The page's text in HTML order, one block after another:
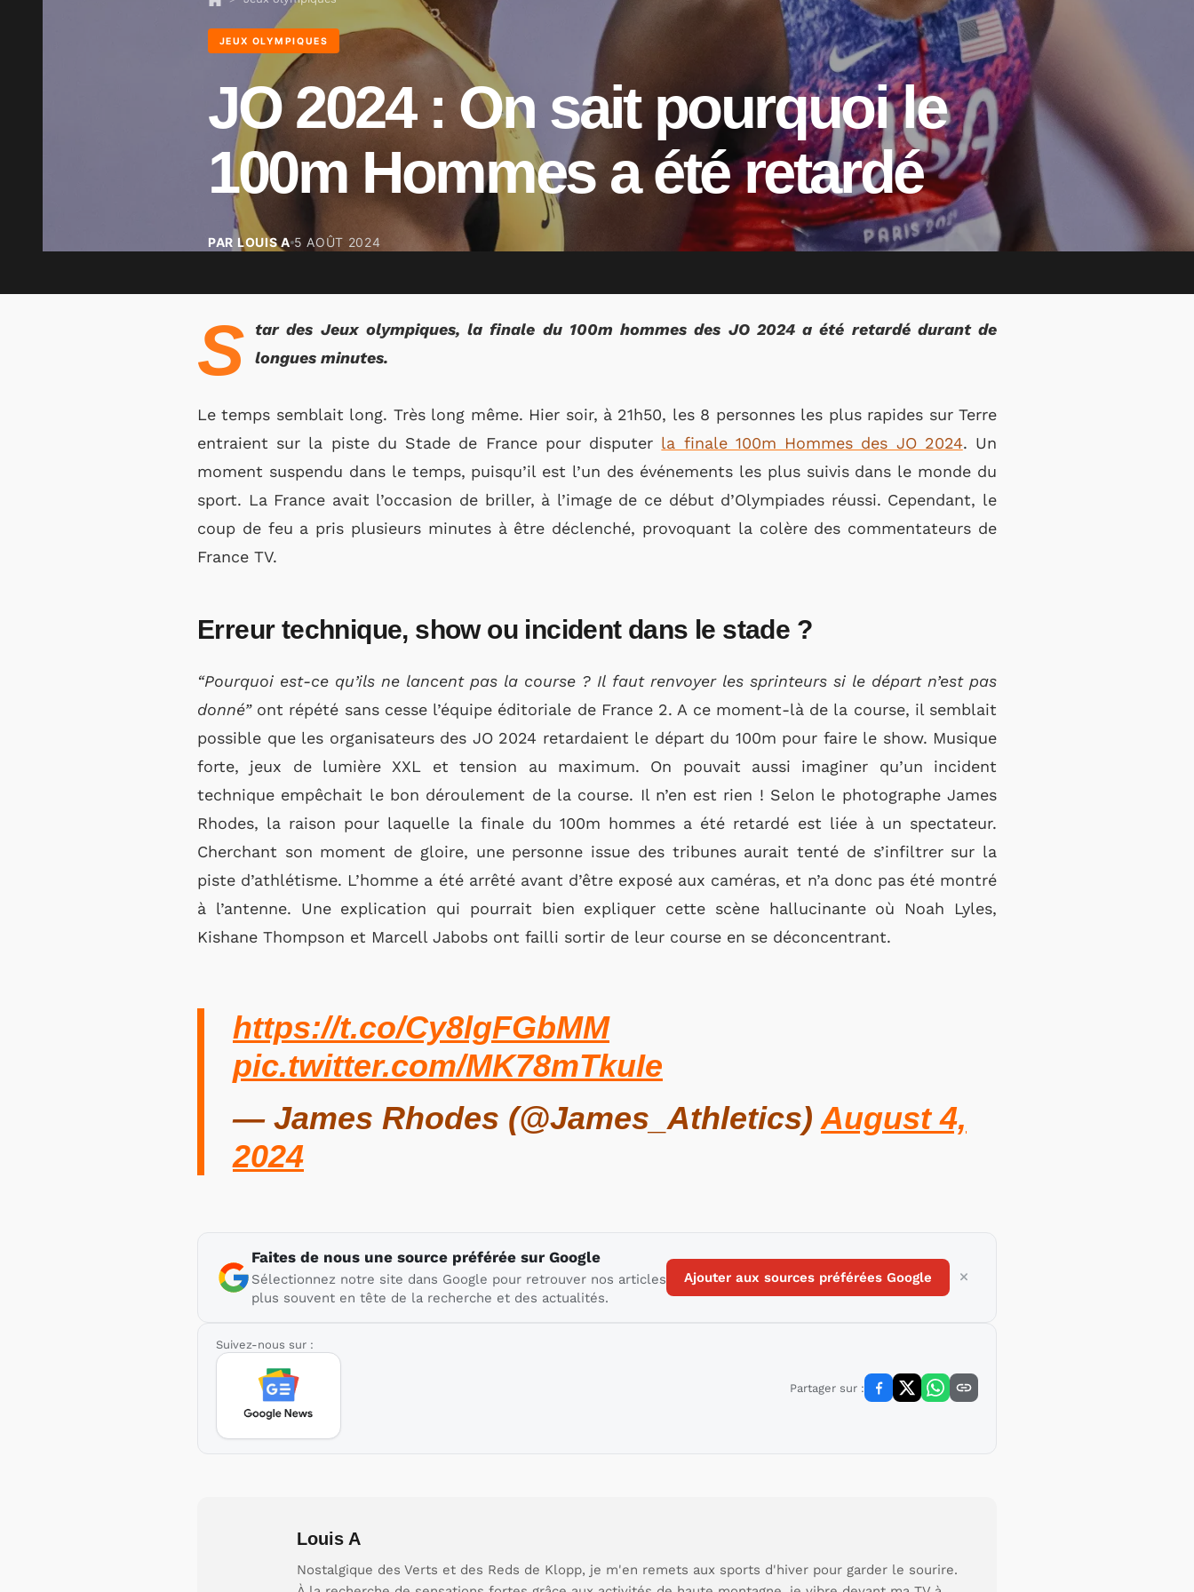
JEUX OLYMPIQUES
JO 2024 : On sait pourquoi le
100m Hommes a été retardé
PAR LOUIS A 5 AOÛT 2024
S
tar des Jeux olympiques, la finale du 100m hommes des JO 2024 a été retardé durant de
longues minutes.
Le temps semblait long. Très long même. Hier soir, à 21h50, les 8 personnes les plus rapides sur Terre
entraient sur la piste du Stade de France pour disputer la finale 100m Hommes des JO 2024. Un
moment suspendu dans le temps, puisqu’il est l’un des événements les plus suivis dans le monde du
sport. La France avait l’occasion de briller, à l’image de ce début d’Olympiades réussi. Cependant, le
coup de feu a pris plusieurs minutes à être déclenché, provoquant la colère des commentateurs de
France TV.
Erreur technique, show ou incident dans le stade ?
“Pourquoi est-ce qu’ils ne lancent pas la course ? Il faut renvoyer les sprinteurs si le départ n’est pas
donné”ont répété sans cesse l’équipe éditoriale de France 2. A ce moment-là de la course, il semblait
possible que les organisateurs des JO 2024 retardaient le départ du 100m pour faire le show. Musique
forte, jeux de lumière XXL et tension au maximum. On pouvait aussi imaginer qu’un incident
technique empêchait le bon déroulement de la course. Il n’en est rien ! Selon le photographe James
Rhodes, la raison pour laquelle la finale du 100m hommes a été retardé est liée à un spectateur.
Cherchant son moment de gloire, une personne issue des tribunes aurait tenté de s’infiltrer sur la
piste d’athlétisme. L’homme a été arrêté avant d’être exposé aux caméras, et n’a donc pas été montré
à l’antenne. Une explication qui pourrait bien expliquer cette scène hallucinante où Noah Lyles,
Kishane Thompson et Marcell Jabobs ont failli sortir de leur course en se déconcentrant.
https://t.co/Cy8lgFGbMM
pic.twitter.com/MK78mTkuIe
— James Rhodes (@James_Athletics) August 4,
2024
Faites de nous une source préférée sur Google
Sélectionnez notre site dans Google pour retrouver nos articles
plus souvent en tête de la recherche et des actualités.
Ajouter aux sources préférées Google
Suivez-nous sur :
Partager sur :
Louis A
Nostalgique des Verts et des Reds de Klopp, je m'en remets aux sports d'hiver pour garder le sourire.